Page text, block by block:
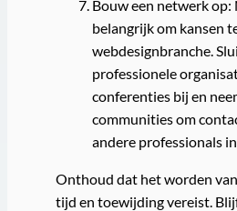
Bouw een netwerk op:
belangrijk om kansen
webdesignbranche.
professionele
conferenties bij en
communities om
andere professionals
Onthoud dat het worden
tijd en toewijding vereist.